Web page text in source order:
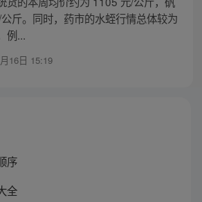
斤。同时，药市的水蛭行情总体较为
例...
16日 15:19
序
全